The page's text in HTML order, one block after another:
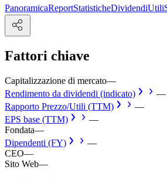
PanoramicaReportStatisticheDividendiUtili
Fattori chiave
Capitalizzazione di mercato—
Rendimento da dividendi (indicato)
—
Rapporto Prezzo/Utili (TTM)
—
EPS base (TTM)
—
Fondata—
Dipendenti (FY)
—
CEO—
Sito Web—